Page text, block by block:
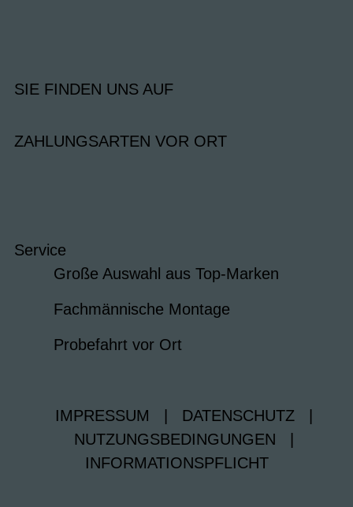
SIE FINDEN UNS AUF
ZAHLUNGSARTEN VOR ORT
Service
Große Auswahl aus Top-Marken
Fachmännische Montage
Probefahrt vor Ort
IMPRESSUM DATENSCHUTZ
NUTZUNGSBEDINGUNGEN
INFORMATIONSPFLICHT